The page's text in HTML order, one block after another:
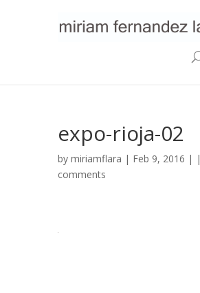
expo-rioja-02
by miriamflara | Feb 9, 2016 | |
comments